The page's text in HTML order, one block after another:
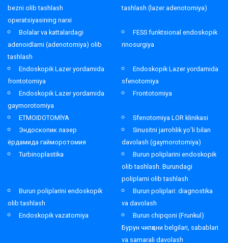
bezni olib tashlash
operatsiyasining narxi
tashlash (lazer adenotomiya)
Bolalar va kattalardagi
adenoidlarni (adenotomiya) olib
tashlash
FESS funktsional endoskopik
rinosurgiya
Endoskopik Lazer yordamida
frontotomiya
Endoskopik Lazer yordamida
sfenotomiya
Endoskopik Lazer yordamida
gaymorotomiya
Frontotomiya
ETMOIDOTOMİYA
Sfenotomiya LOR klinikasi
Эндоскопик лазер
ёрдамида гайморотомия
Sinusitni jarrohlik yo’li bilan
davolash (gaymorotomiya)
Turbinoplastika
Burun poliplarini endoskopik
olib tashlash. Burundagi
poliplarni olib tashlash
Burun poliplarini endoskopik
olib tashlash
Burun poliplari: diagnostika
va davolash
Endoskopik vazatomiya
Burun chipqoni (Frunkul)
Бурун чипқони belgilari, sabablari
va samarali davolash